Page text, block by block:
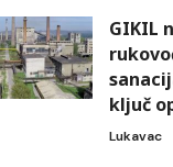
GIKIL
ključ
Lukavac